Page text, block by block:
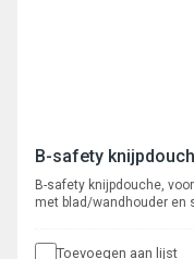
B-safety
B-safety knijpdouche,
met blad/wandhouder en
Toevoegen aan lijst